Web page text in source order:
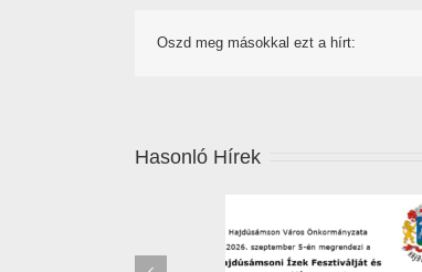
Oszd meg másokkal ezt a hírt:
Hasonló Hírek